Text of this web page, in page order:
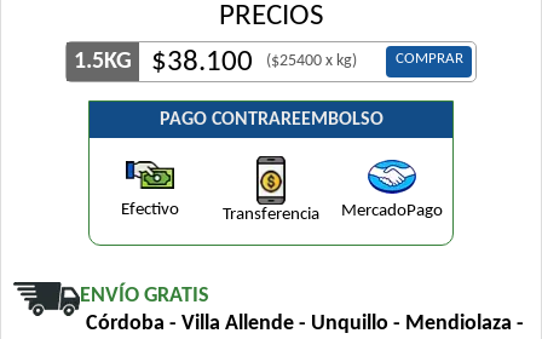
PRECIOS
1.5KG $38.100 ($25400 x kg) COMPRAR
PAGO CONTRAREEMBOLSO
Efectivo Transferencia MercadoPago
ENVÍO GRATIS
Córdoba - Villa Allende - Unquillo - Mendiolaza -